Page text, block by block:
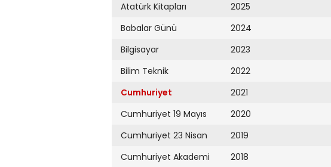
Atatürk Kitapları
Babalar Günü
Bilgisayar
Bilim Teknik
Cumhuriyet
Cumhuriyet 19 Mayıs
Cumhuriyet 23 Nisan
Cumhuriyet Akademi
2025
2024
2023
2022
2021
2020
2019
2018